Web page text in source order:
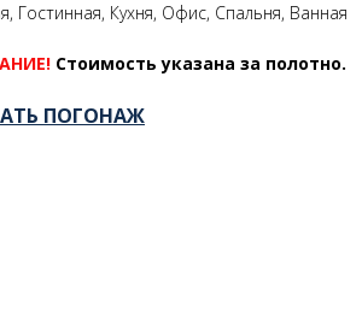
Гостинная, Кухня, Офис, Спальня, Ванная
Стоимость указана за полотно.
ПОГОНАЖ